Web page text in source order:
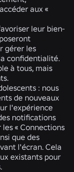
aux «
leur bien-
gérer les
confidentialité.
à tous, mais
: nous
de nouveaux
l'expérience
notifications
« Connections
que des
l'écran. Cela
existants pour